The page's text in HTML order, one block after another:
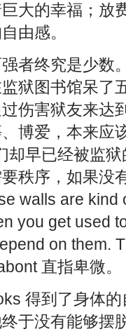
大的幸福；放
由感。
终究是少数。
狱图书馆呆了
伤害狱友来达
博爱，本来应
却早已经被监
秩序，如果没
are kind
you get used
on them.
直指卑微。
得到了身体的
于没有能够摆